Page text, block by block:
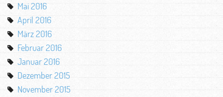
Mai 2016
April 2016
März 2016
Februar 2016
Januar 2016
Dezember 2015
November 2015